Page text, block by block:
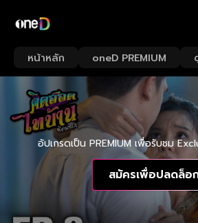
หน้าหลัก oneD PREMIUM
อัปเกรดเป็น PREMIUM เพื่อรับชม
สมัครเพื่อปลดล็อ